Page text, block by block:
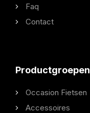
Faq
Contact
Productgroepen
Occasion Fietsen
Accessoires